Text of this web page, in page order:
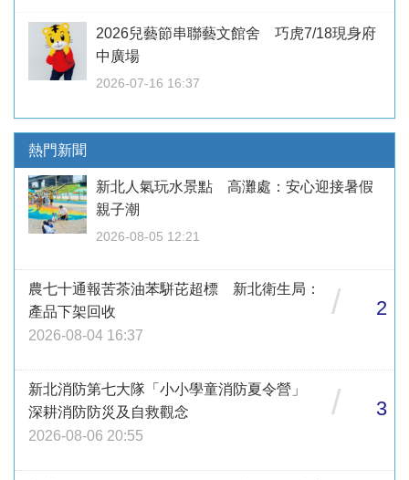
2026兒藝節串聯藝文館舍 巧虎7/18現身府
中廣場
2026-07-16 16:37
熱門新聞
新北人氣玩水景點 高灘處：安心迎接暑假
親子潮
2026-08-05 12:21
農七十通報苦茶油苯駢芘超標 新北衛生局：
產品下架回收
2026-08-04 16:37
/ 2
新北消防第七大隊「小小學童消防夏令營」
深耕消防防災及自救觀念
2026-08-06 20:55
/ 3